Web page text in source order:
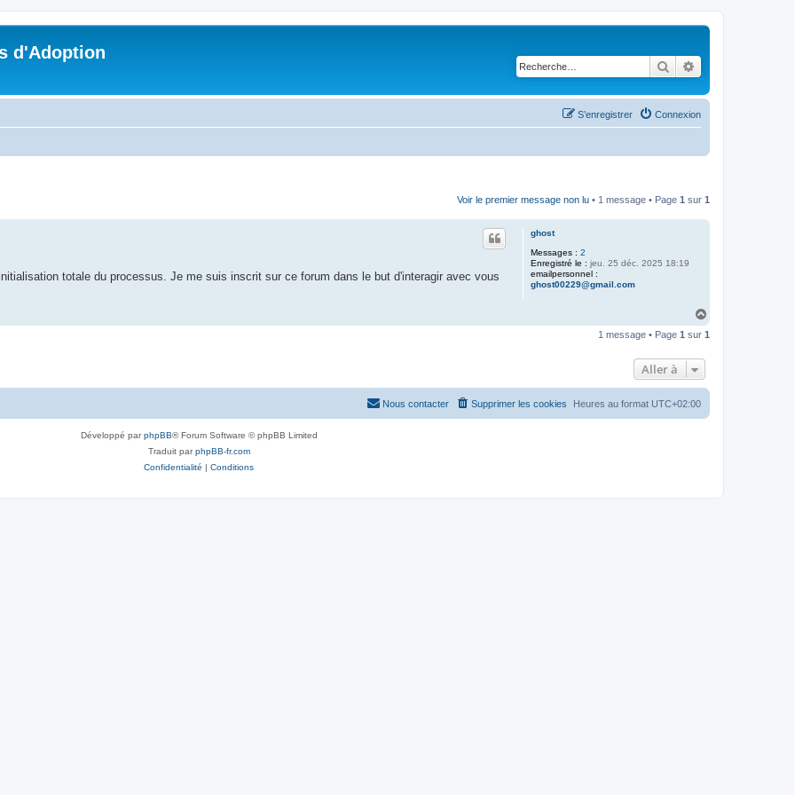
d'Adoption
Rechercher
Connexion
S’enregistrer
Voir le premier message non lu • 1 message • Page 1 sur 1
ghost
Messages : 2
Enregistré le : jeu. 25 déc. 2025 18:19
emailpersonnel :
ghost00229@gmail.com
totale du processus. Je me suis inscrit sur ce forum dans le but d'interagir avec vous
u
1 message • Page 1 sur 1
Aller à
Heures au format UTC+02:00
Supprimer les cookies
Nous contacter
Développé parphpBB® Forum Software © phpBB Limited
Traduit parphpBB-fr.com
Confidentialité | Conditions